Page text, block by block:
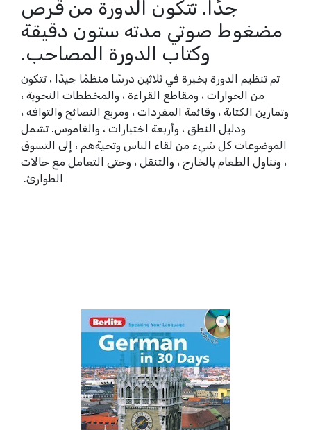
جدًا. تتكون الدورة من قرص
مضغوط صوتي مدته ستون دقيقة
وكتاب الدورة المصاحب.
تم تنظيم الدورة بخبرة في ثلاثين درسًا منظمًا جيدًا ، تتكون
من الحوارات ، ومقاطع القراءة ، والمخططات النحوية ،
وتمارين الكتابة ، وقائمة المفردات ، ومربع النصائح والتوافه ،
ودليل النطق ، وأربعة اختبارات ، والقاموس. تشمل
الموضوعات كل شيء من لقاء الناس وتحيةهم ، إلى التسوق
، وتناول الطعام بالخارج ، والتنقل ، وحتى التعامل مع حالات
الطوارئ.